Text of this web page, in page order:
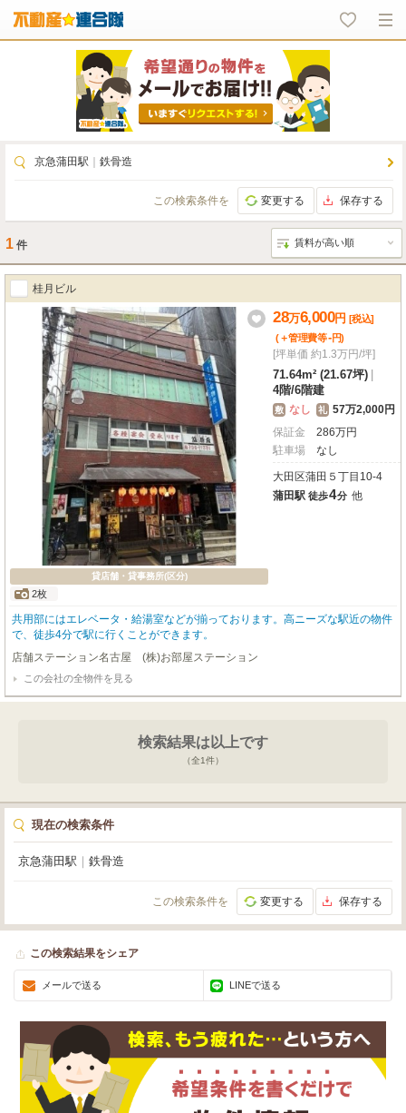
京急蒲田駅 鉄骨造
この検索条件を 変更する 保存する
1 件
桂月ビル
貸店舗・貸事務所(区分)
2枚
28万6,000円 [税込]
(＋管理費等-円)
[坪単価 約1.3万円/坪]
71.64m² (21.67坪)
4階/6階建
敷 なし 礼 57万2,000円
保証金
286万円
駐車場
なし
大田区蒲田５丁目10-4
蒲田駅 徒歩4分 他
共用部にはエレベータ・給湯室などが揃っております。高ニーズな駅近の物件
で、徒歩4分で駅に行くことができます。
店舗ステーション名古屋 (株)お部屋ステーション
この会社の全物件を見る
検索結果は以上です
（全1件）
現在の検索条件
京急蒲田駅 鉄骨造
この検索条件を 変更する 保存する
この検索結果をシェア
メールで送る LINEで送る